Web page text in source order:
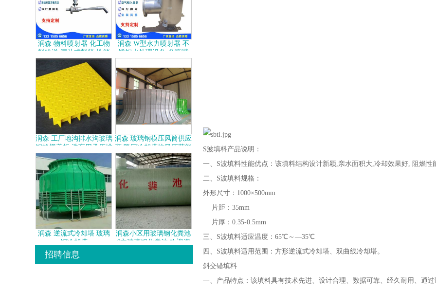
润森 物料喷射器 化工物
料输送 漏斗式料筒 性能
稳固 比例混合器 可定制
润森 W型水力喷射器 不
锈钢水处理设备 多喷嘴
润森 工厂地沟排水沟玻璃
钢格栅盖板 洗车用承压排
水沟盖板格栅
润森 玻璃钢模压风筒供应
商 隆回冷却塔抗风压节能
导流风筒
润森 逆流式冷却塔 玻璃
钢冷却塔
润森小区用玻璃钢化粪池
6立玻璃钢化粪池 欢迎咨
招聘信息
S波填料产品说明：
一、S波填料性能优点：该填料结构设计新颖,亲水面积大,冷却效果好, 阻燃性
二、S波填料规格：
外形尺寸：1000×500mm
片距：35mm
片厚：0.35-0.5mm
三、S波填料适应温度：65℃～—35℃
四、S波填料适用范围：方形逆流式冷却塔、双曲线冷却塔。
斜交错填料
一、产品特点：该填料具有技术先进、设计合理、数据可靠、经久耐用、通